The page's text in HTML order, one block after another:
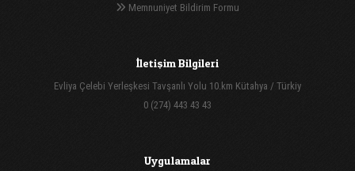
Memnuniyet Bildirim Formu
İletişim Bilgileri
Evliya Çelebi Yerleşkesi Tavşanlı Yolu 10.km Kütahya / Türkiy
0 (274) 443 43 43
Uygulamalar